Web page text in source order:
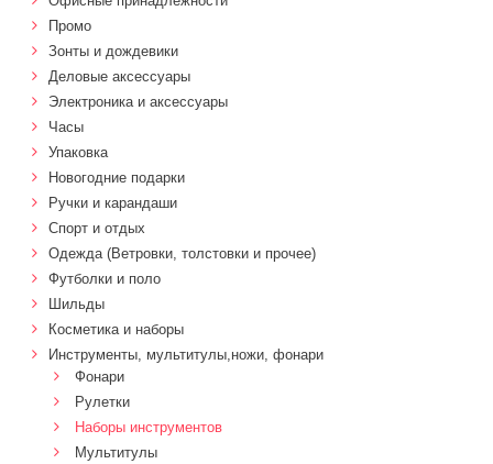
Промо
Зонты и дождевики
Деловые аксессуары
Электроника и аксессуары
Часы
Упаковка
Новогодние подарки
Ручки и карандаши
Спорт и отдых
Одежда (Ветровки, толстовки и прочее)
Футболки и поло
Шильды
Косметика и наборы
Инструменты, мультитулы,ножи, фонари
Фонари
Рулетки
Наборы инструментов
Мультитулы